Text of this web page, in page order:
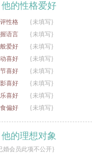
他的性格爱好
性格
{未填写}
语言
{未填写}
爱好
{未填写}
喜好
{未填写}
喜好
{未填写}
喜好
{未填写}
喜好
{未填写}
偏好
{未填写}
他的理想对象
婚会员此项不公开}